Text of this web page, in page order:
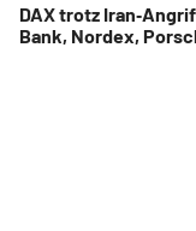
DAX trotz
Bank, Nordex,